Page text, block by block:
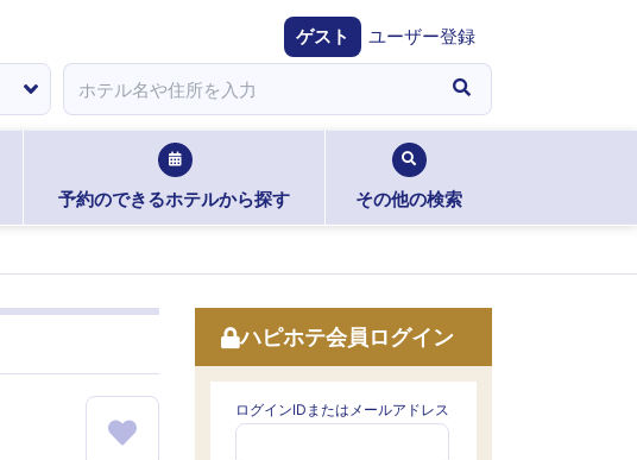
ゲスト ユーザー登録
予約のできるホテルから探す その他の検索
ハピホテ会員ログイン
ログインIDまたはメールアドレス